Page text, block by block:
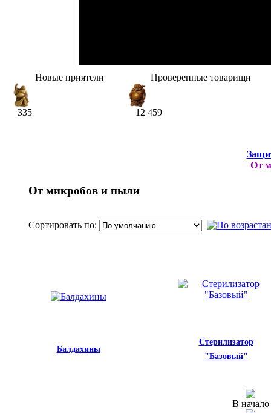
Новые приятели
335
Проверенные товарищи
12 459
От
От микробов и пыли
Сортировать по:
Балдахины
Стерилизатор
"Базовый"
В начало